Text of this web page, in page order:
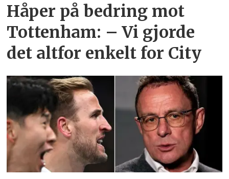
Håper på bedring mot
Tottenham: – Vi gjorde
det altfor enkelt for City